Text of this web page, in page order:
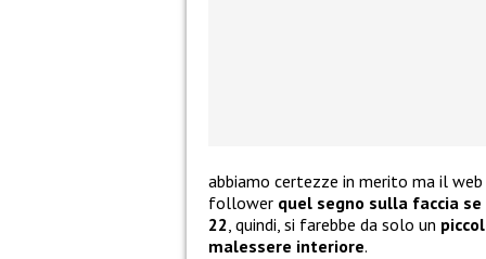
abbiamo certezze in merito ma il
follower quel segno sulla faccia
22, quindi, si farebbe da solo un
malessere interiore.